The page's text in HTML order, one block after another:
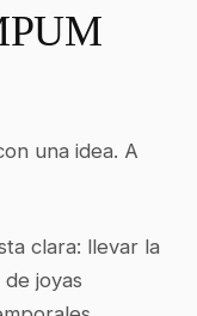
una idea. A
clara: llevar la
joyas